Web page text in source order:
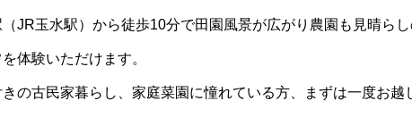
JR玉水駅）から徒歩10分で田園風景が広がり農園も見晴ら
体験いただけます。
の古民家暮らし、家庭菜園に憧れている方、まずは一度お越